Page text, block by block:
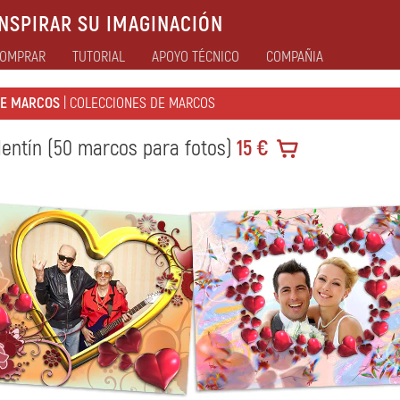
SU IMAGINACIÓN
TUTORIAL APOYO TÉCNICO COMPAÑIA
MARCOS | COLECCIONES DE MARCOS
(50 marcos para fotos) 15 €